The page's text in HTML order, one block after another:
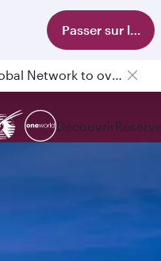
Passer sur
Qatar Airways Expands Global Network to over 160 Destinations
Découvrir